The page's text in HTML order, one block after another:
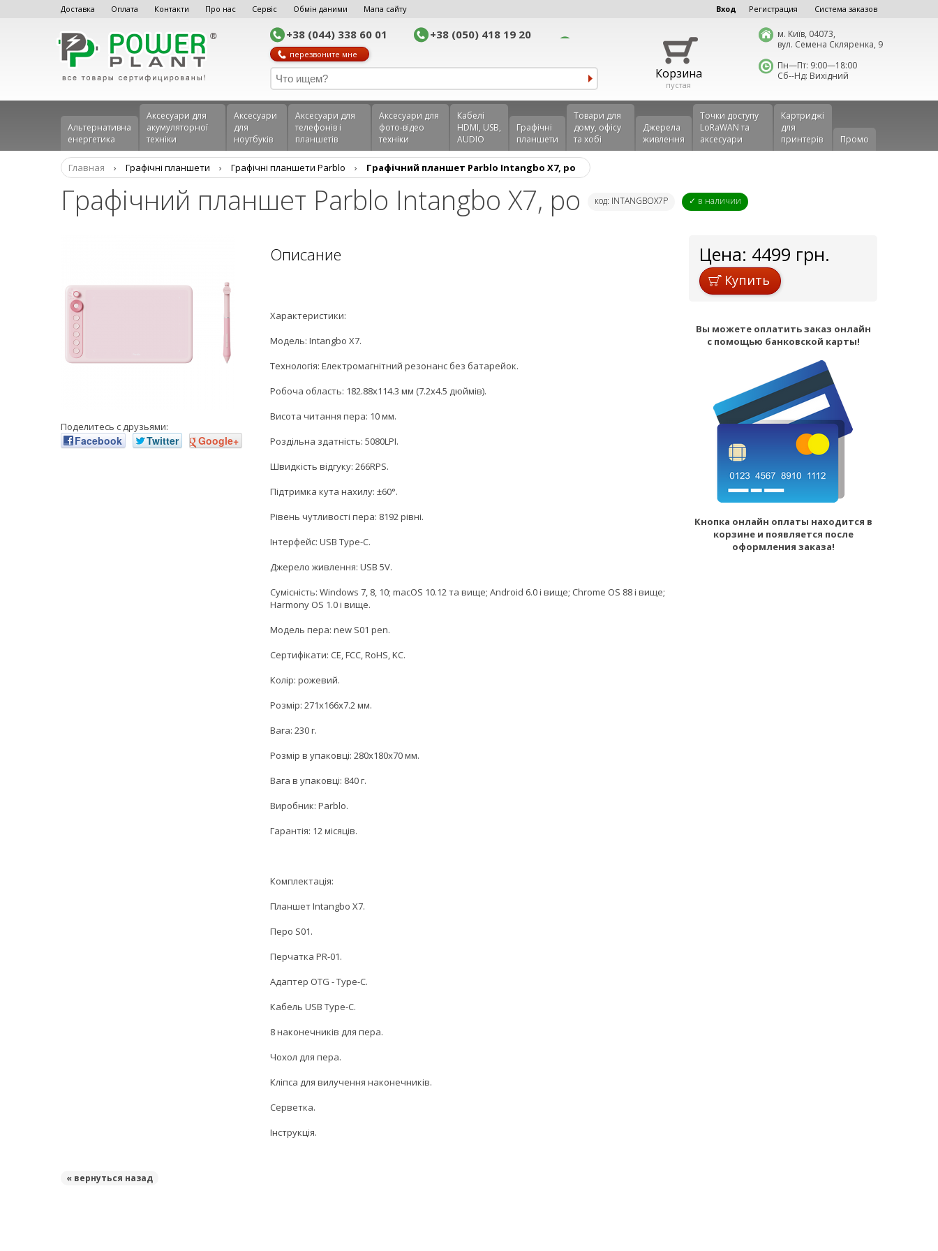
Доставка Оплата Контакти Про нас Сервіс Обмін даними Мапа сайту Вход Регистрация Система заказов
+38 (044) 338 60 01 +38 (050) 418 19 20
перезвоните мне
Корзина
пустая
м. Київ, 04073,
вул. Семена Скляренка, 9
Пн—Пт: 9:00—18:00
Сб--Нд: Вихідний
Альтернативна
енергетика
Аксесуари для
акумуляторної
техніки
Аксесуари
для
ноутбуків
Аксеcуари для
телефонів і
планшетів
Аксесуари для
фото-відео
техніки
Кабелі
HDMI, USB,
AUDIO
Графічні
планшети
Товари для
дому, офісу
та хобі
Джерела
живлення
Точки доступу
LoRaWAN та
аксесуари
Картриджі
для
принтерів
Промо
Главная › Графічні планшети › Графічні планшети Parblo › Графічний планшет Parblo Intangbo X7, ро
Графічний планшет Parblo Intangbo X7, ро код: INTANGBOX7P ✓ в наличии
Поделитесь с друзьями:
Facebook Twitter Google+
Описание
Характеристики:
Модель: Intangbo X7.
Технологія: Електромагнітний резонанс без батарейок.
Робоча область: 182.88х114.3 мм (7.2х4.5 дюймів).
Висота читання пера: 10 мм.
Роздільна здатність: 5080LPI.
Швидкість відгуку: 266RPS.
Підтримка кута нахилу: ±60°.
Рівень чутливості пера: 8192 рівні.
Інтерфейс: USB Type-C.
Джерело живлення: USB 5V.
Сумісність: Windows 7, 8, 10; macOS 10.12 та вище; Android 6.0 і вище; Chrome OS 88 і вище;
Harmony OS 1.0 і вище.
Модель пера: new S01 pen.
Сертифікати: CE, FCC, RoHS, KC.
Колір: рожевий.
Розмір: 271x166x7.2 мм.
Вага: 230 г.
Розмір в упаковці: 280x180x70 мм.
Вага в упаковці: 840 г.
Виробник: Parblo.
Гарантія: 12 місяців.
Комплектація:
Планшет Intangbo X7.
Перо S01.
Перчатка PR-01.
Адаптер OTG - Type-C.
Кабель USB Type-C.
8 наконечників для пера.
Чохол для пера.
Кліпса для вилучення наконечників.
Серветка.
Інструкція.
Цена: 4499 грн.
Купить
Вы можете оплатить заказ онлайн
с помощью банковской карты!
Кнопка онлайн оплаты находится в
корзине и появляется после
оформления заказа!
« вернуться назад